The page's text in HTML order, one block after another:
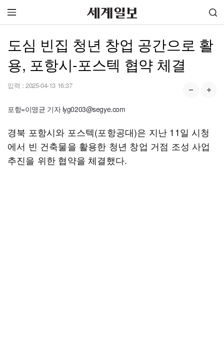
도심 빈집 청년 창업 공간으로 활
용, 포항시-포스텍 협약 체결
입력 : 2025-04-13 16:37
포항=이영균 기자 lyg0203@segye.com
경북 포항시와 포스텍(포항공대)은 지난 11일 시청
에서 빈 건축물을 활용한 청년 창업 거점 조성 사업
추진을 위한 협약을 체결했다.